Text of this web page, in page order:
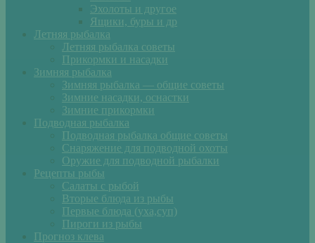
Эхолоты и другое
Ящики, буры и др
Летняя рыбалка
Летняя рыбалка советы
Прикормки и насадки
Зимняя рыбалка
Зимняя рыбалка — общие советы
Зимние насадки, оснастки
Зимние прикормки
Подводная рыбалка
Подводная рыбалка общие советы
Снаряжение для подводной охоты
Оружие для подводной рыбалки
Рецепты рыбы
Салаты с рыбой
Вторые блюда из рыбы
Первые блюда (уха,суп)
Пироги из рыбы
Прогноз клева